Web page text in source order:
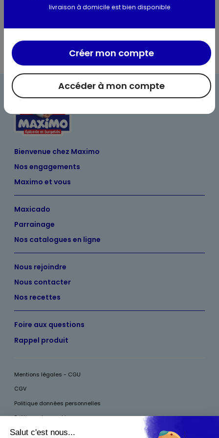
Informations complémentaires
Bienvenue chez Maximo
Nos engagements
Maximo et vous
Maxicado
Parrainage
Nos catalogues en ligne
Nous rejoindre
Nous contacter
Nos recettes
Foire aux questions
Rappel produit
Mentions légales - CGU
CGV
Politique données personnelles
Politique des cookies
Accessibilité
livraison à domicile est bien disponible
Accéder à mon compte
Créer mon compte